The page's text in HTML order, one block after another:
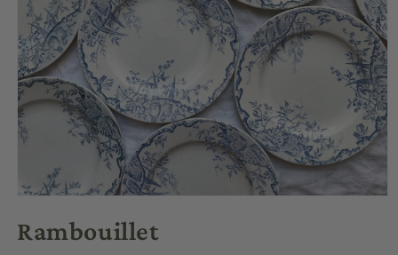
média
1
Rambouillet